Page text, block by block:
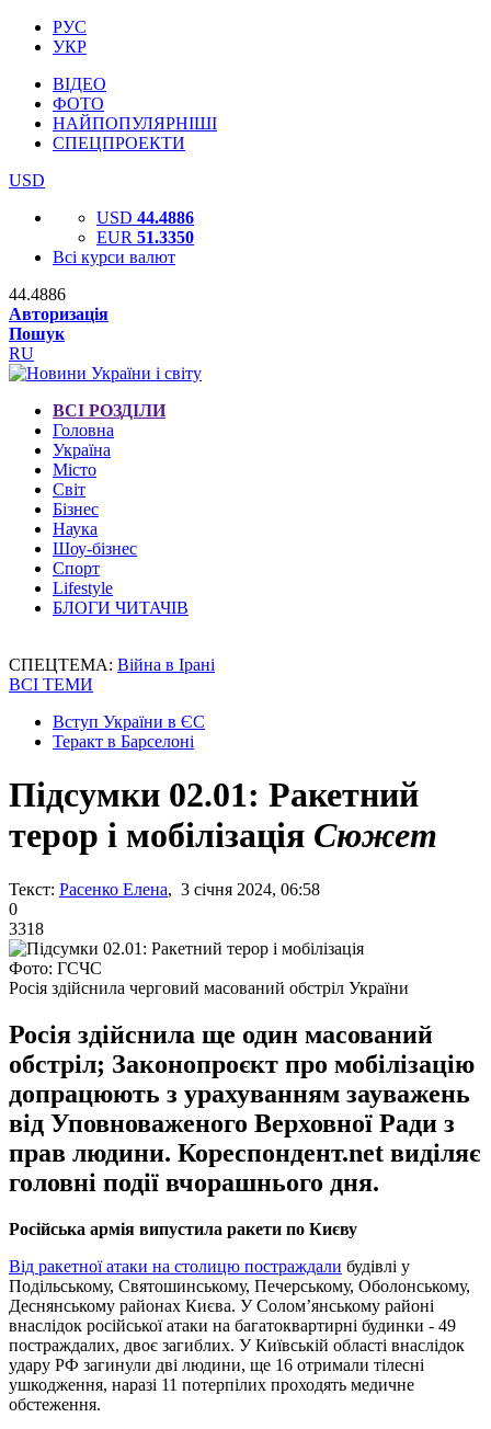
РУС
УКР
ВІДЕО
ФОТО
НАЙПОПУЛЯРНІШІ
СПЕЦПРОЕКТИ
USD
USD 44.4886
EUR 51.3350
Всі курси валют
44.4886
Авторизація
Пошук
RU
ВСІ РОЗДІЛИ
Головна
Україна
Місто
Світ
Бізнес
Наука
Шоу-бізнес
Спорт
Lifestyle
БЛОГИ ЧИТАЧІВ
СПЕЦТЕМА: Війна в Ірані
ВСІ ТЕМИ
Вступ України в ЄС
Теракт в Барселоні
Підсумки 02.01: Ракетний
терор і мобілізація Сюжет
Текст: Расенко Елена, 3 січня 2024, 06:58
0
3318
Фото: ГСЧС
Росія здійснила черговий масований обстріл України
Росія здійснила ще один масований
обстріл; Законопроєкт про мобілізацію
допрацюють з урахуванням зауважень
від Уповноваженого Верховної Ради з
прав людини. Кореспондент.net виділяє
головні події вчорашнього дня.
Російська армія випустила ракети по Києву
Від ракетної атаки на столицю постраждали будівлі у
Подільському, Святошинському, Печерському, Оболонському,
Деснянському районах Києва. У Солом’янському районі
внаслідок російської атаки на багатоквартирні будинки - 49
постраждалих, двоє загиблих. У Київській області внаслідок
удару РФ загинули дві людини, ще 16 отримали тілесні
ушкодження, наразі 11 потерпілих проходять медичне
обстеження.